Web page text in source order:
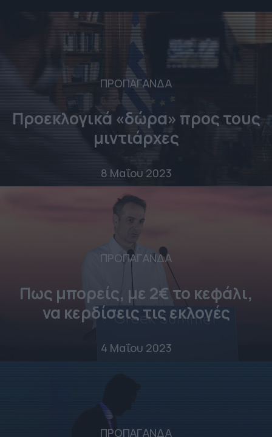
ΠΡΟΠΑΓΑΝΔΑ
Προεκλογικά «δώρα» προς τους
μιντιάρχες
8 Μαΐου 2023
ΠΡΟΠΑΓΑΝΔΑ
Πως μπορείς, με 2€‎ το κεφάλι,
να κερδίσεις τις εκλογές
4 Μαΐου 2023
ΠΡΟΠΑΓΑΝΔΑ